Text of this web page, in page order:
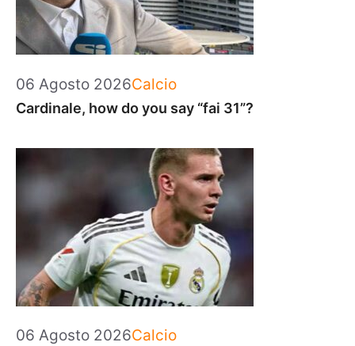
06 Agosto 2026Categorie
Calcio
Cardinale, how do you say “fai 31”?
06 Agosto 2026Categorie
Calcio